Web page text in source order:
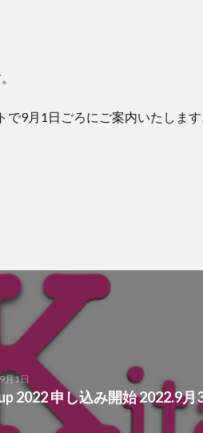
で9月1日ごろにご案内いたしま
月1日
2022 申し込み開始 2022.9月